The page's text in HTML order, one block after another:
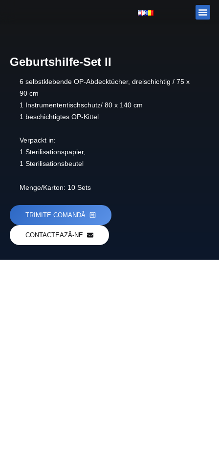
Geburtshilfe-Set II
6 selbstklebende OP-Abdecktücher, dreischichtig / 75 x
90 cm
1 Instrumententischschutz/ 80 x 140 cm
1 beschichtigtes OP-Kittel
Verpackt in:
1 Sterilisationspapier,
1 Sterilisationsbeutel
Menge/Karton: 10 Sets
TRIMITE COMANDĂ
CONTACTEAZĂ-NE